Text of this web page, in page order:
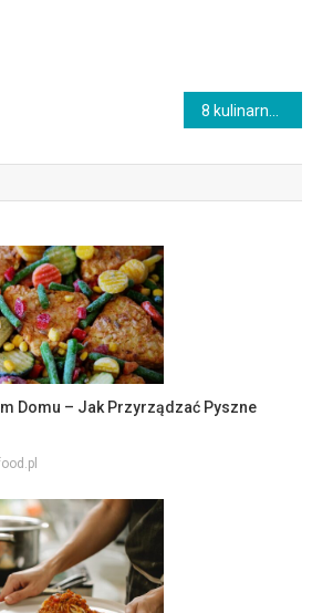
8 kulinarnych technik, które każdy powinien znać
Domu – Jak Przyrządzać Pyszne